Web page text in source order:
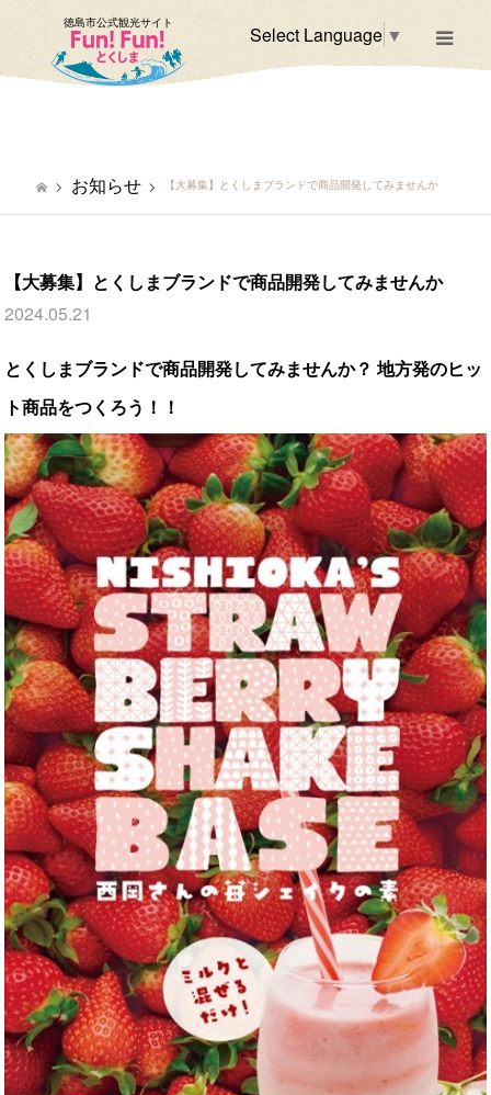
徳島市公式観光サイト Select Language ▼
お知らせ 【大募集】とくしまブランドで商品開発してみませんか
【大募集】とくしまブランドで商品開発してみませんか
2024.05.21
とくしまブランドで商品開発してみませんか？ 地方発のヒッ
ト商品をつくろう！！